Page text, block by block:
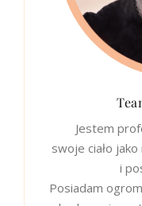
Jestem
swoje ciało
i
Posiadam